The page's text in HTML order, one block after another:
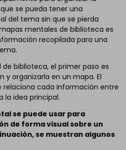
se pueda tener una
del tema sin que se pierda
mentales de biblioteca es
recopilada para una
biblioteca, el primer paso es
y organizarla en un mapa. El
cada información entre
la idea principal.
se puede usar para
de forma visual sobre un
se muestran algunos